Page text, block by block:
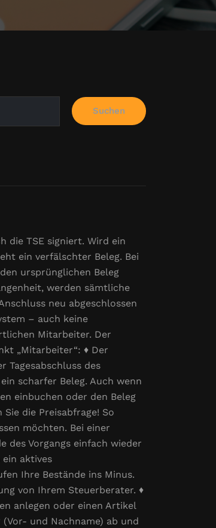
Suchen
die TSE signiert. Wird ein
ein verfälschter Beleg. Bei
ursprünglichen Beleg
werden sämtliche
neu abgeschlossen
– auch keine
Mitarbeiter. Der
„Mitarbeiter“: ♦ Der
des
scharfer Beleg. Auch wenn
einbuchen oder den Beleg
die Preisabfrage! So
möchten. Bei einer
des Vorgangs einfach wieder
aktives
Ihre Bestände ins Minus.
von Ihrem Steuerberater. ♦
anlegen oder einen Artikel
und Nachname) ab und